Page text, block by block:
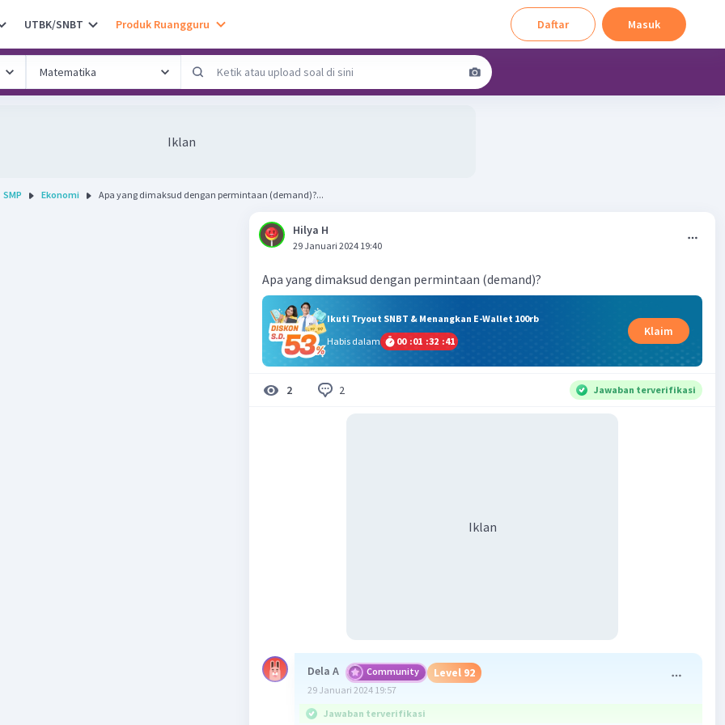
UTBK/SNBT Produk Ruangguru Daftar Masuk
Iklan
SMP Ekonomi Apa yang dimaksud dengan permintaan (demand)?...
Hilya H
29 Januari 2024 19:40
Apa yang dimaksud dengan permintaan (demand)?
Ikuti Tryout SNBT & Menangkan E-Wallet 100rb
Habis dalam
00 :01 :32 :40
Klaim
2 2 Jawaban terverifikasi
Iklan
Dela A Community Level 92
29 Januari 2024 19:57
Jawaban terverifikasi